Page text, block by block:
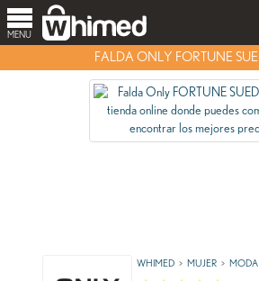
MENU
FALDA ONLY FORTUNE
WHIMED MUJER MODA